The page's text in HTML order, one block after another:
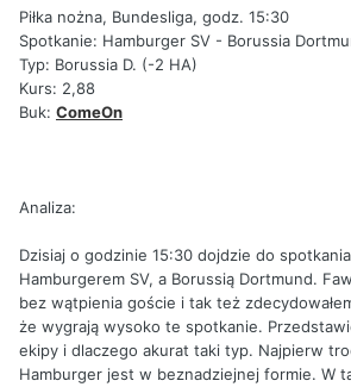
Piłka nożna, Bundesliga, godz. 15:30
Spotkanie: Hamburger SV - Borussia
Typ: Borussia D. (-2 HA)
Kurs: 2,88
Buk: ComeOn
Analiza:
Dzisiaj o godzinie 15:30 dojdzie do
Hamburgerem SV, a Borussią Dortmund.
bez wątpienia goście i tak też
że wygrają wysoko te spotkanie.
ekipy i dlaczego akurat taki typ. Najpierw
Hamburger jest w beznadziejnej formie. W